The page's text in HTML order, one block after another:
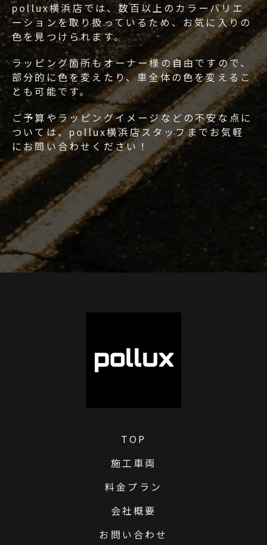
pollux横浜店では、数百以上のカラーバリエ
ーションを取り扱っているため、お気に入りの
色を見つけられます。
ラッピング箇所もオーナー様の自由ですので、
部分的に色を変えたり、車全体の色を変えるこ
とも可能です。
ご予算やラッピングイメージなどの不安な点に
ついては、pollux横浜店スタッフまでお気軽
にお問い合わせください！
TOP
施工車両
料金プラン
会社概要
お問い合わせ